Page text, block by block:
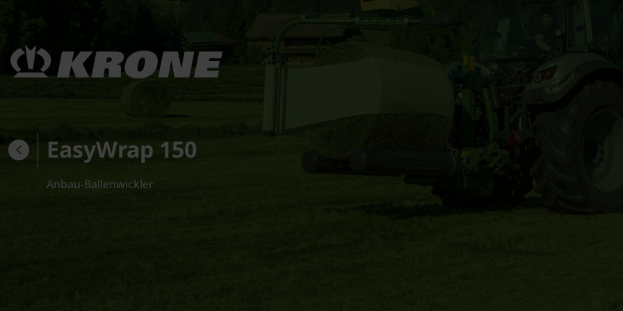
EasyWrap 150
Anbau-Ballenwickler